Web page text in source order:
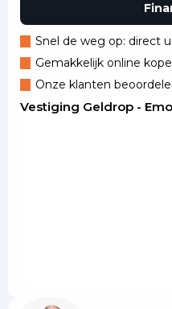
Snel de weg op: direct
Gemakkelijk online
Onze klanten
Vestiging Geldrop -